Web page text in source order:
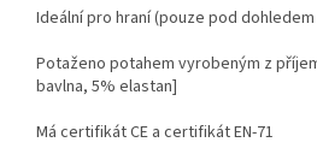
Ideální pro hraní (pouze pod
Potaženo potahem vyrobeným z
bavlna, 5% elastan]
Má certifikát CE a certifikát EN-71